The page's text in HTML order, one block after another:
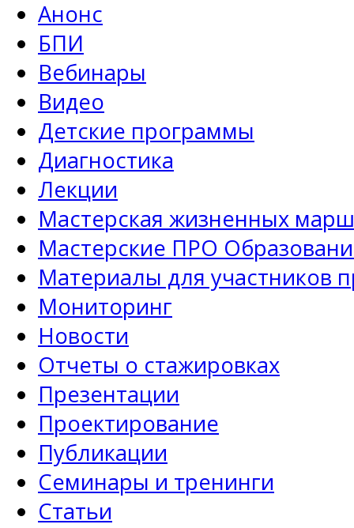
Анонс
БПИ
Вебинары
Видео
Детские программы
Диагностика
Лекции
Мастерская жизненных
Мастерские ПРО
Материалы для участников
Мониторинг
Новости
Отчеты о стажировках
Презентации
Проектирование
Публикации
Семинары и тренинги
Статьи